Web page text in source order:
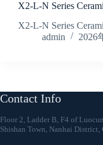
X2-L-N Series
X2-L-N Series
admin
2026
Contact Info
Floor 2, Ladder B, F4 of
Shishan Town, Nanhai